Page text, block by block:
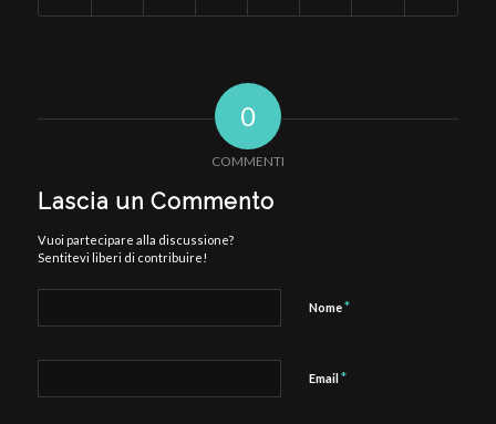
0
COMMENTI
Lascia un Commento
Vuoi partecipare alla discussione?
Sentitevi liberi di contribuire!
Nome*
Email *